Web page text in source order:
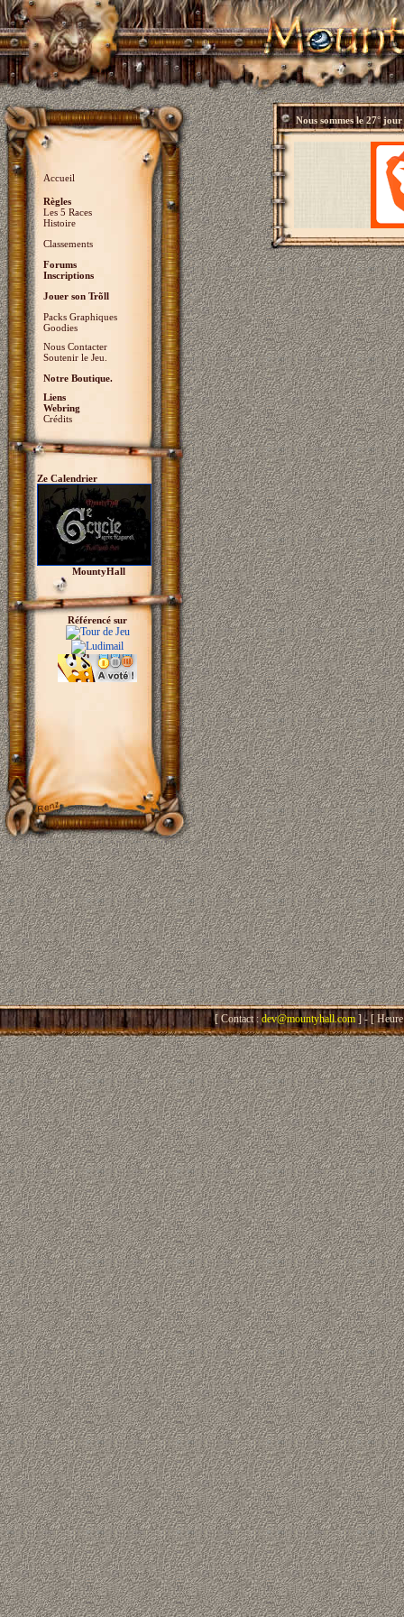
Accueil
Règles
Les 5 Races
Histoire
Classements
Forums
Inscriptions
Jouer son Trõll
Packs Graphiques
Goodies
Nous Contacter
Soutenir le Jeu.
Notre Boutique.
Liens
Webring
Crédits
Ze Calendrier
MountyHall
Référencé sur
Nous sommes le27° jour
[ Contact : dev@mountyhall.com] - [ Heure